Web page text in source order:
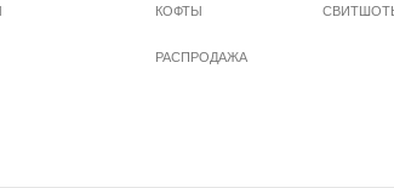
КОФТЫ
РАСПРОДАЖА